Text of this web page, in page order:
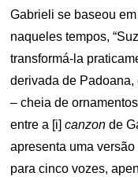
Gabrieli se baseou
naqueles tempos,
transformá-la
derivada de
– cheia de
entre a [i]canzon de
apresenta uma
para cinco vozes,